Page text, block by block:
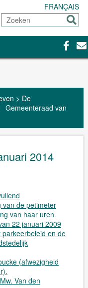
FRANÇAIS
Zoeken
Sturen
> De
Gemeenteraad van
2014
van de petimeter
van haar uren
22 januari 2009
en de
(afwezigheid
Van den